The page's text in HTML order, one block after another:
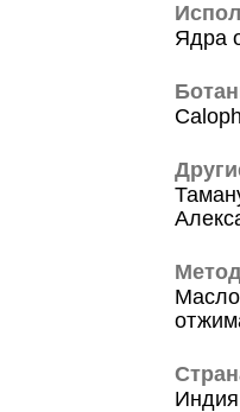
Ядра
Индия